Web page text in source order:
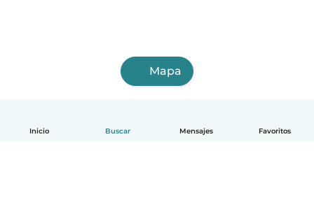
Inicio Buscar Mensajes Favoritos
Mapa